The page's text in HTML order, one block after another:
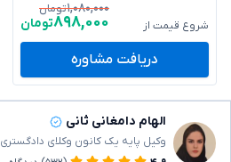
شروع قیمت از
۱,۰۸۰,۰۰۰تومان
۸۹۸,۰۰۰تومان
دریافت مشاوره
الهام دامغانی ثانی
وکیل پایه یک کانون وکلای دادگستری